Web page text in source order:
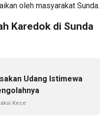
oleh masyarakat Sunda.
Karedok di Sunda
Udang Istimewa
Kece